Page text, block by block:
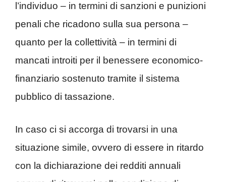
l’individuo – in termini di sanzioni e punizioni
penali che ricadono sulla sua persona –
quanto per la collettività – in termini di
mancati introiti per il benessere economico-
finanziario sostenuto tramite il sistema
pubblico di tassazione.
In caso ci si accorga di trovarsi in una
situazione simile, ovvero di essere in ritardo
con la dichiarazione dei redditi annuali